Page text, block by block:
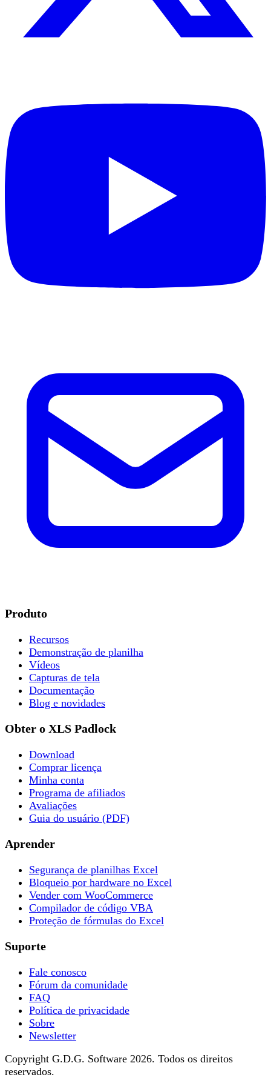
Produto
Recursos
Demonstração de planilha
Vídeos
Capturas de tela
Documentação
Blog e novidades
Obter o XLS Padlock
Download
Comprar licença
Minha conta
Programa de afiliados
Avaliações
Guia do usuário (PDF)
Aprender
Segurança de planilhas Excel
Bloqueio por hardware no Excel
Vender com WooCommerce
Compilador de código VBA
Proteção de fórmulas do Excel
Suporte
Fale conosco
Fórum da comunidade
FAQ
Política de privacidade
Sobre
Newsletter
Copyright G.D.G. Software 2026. Todos os direitos
reservados.